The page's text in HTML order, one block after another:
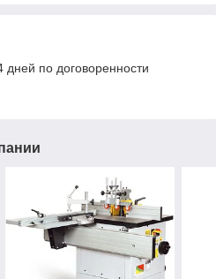
дней по договоренности